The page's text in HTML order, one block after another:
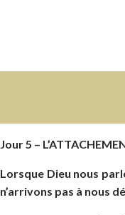
Jour 5 –
Lorsque Dieu nous
n’arrivons pas à nous